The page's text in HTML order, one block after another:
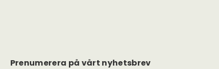
Prenumerera på vårt nyhetsbrev